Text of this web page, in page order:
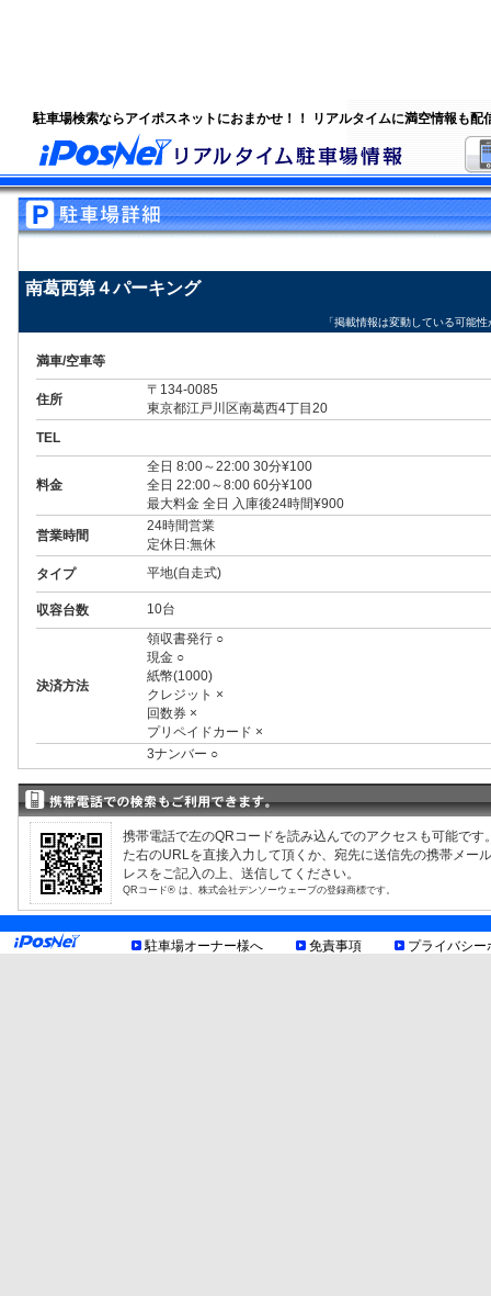
駐車場検索ならアイポスネットにおまかせ！！ リアルタイムに満空情報も配
南葛西第４パーキング
「掲載情報は変動している可能
満車/空車等
住所
〒134-0085
東京都江戸川区南葛西4丁目20
TEL
料金
全日 8:00～22:00 30分¥100
全日 22:00～8:00 60分¥100
最大料金 全日 入庫後24時間¥900
営業時間
24時間営業
定休日:無休
タイプ
平地(自走式)
収容台数 10台
決済方法
領収書発行 ○
現金 ○
紙幣(1000)
クレジット ×
回数券 ×
プリペイドカード ×
制限事項
3ナンバー ○
RV ○
1BOX ○
外車 ○
お知らせ
携帯電話で左のQRコードを読み込んでのアクセスも可能です
た右のURLを直接入力して頂くか、宛先に送信先の携帯メー
レスをご記入の上、送信してください。
QRコード® は、株式会社デンソーウェーブの登録商標です。
駐車場オーナー様へ 免責事項 プライバシー